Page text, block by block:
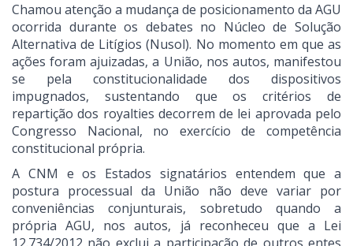
Chamou atenção a mudança de posicionamento da AGU
ocorrida durante os debates no Núcleo de Solução
Alternativa de Litígios (Nusol). No momento em que as
ações foram ajuizadas, a União, nos autos, manifestou
se pela constitucionalidade dos dispositivos
impugnados, sustentando que os critérios de
repartição dos royalties decorrem de lei aprovada pelo
Congresso Nacional, no exercício de competência
constitucional própria.
A CNM e os Estados signatários entendem que a
postura processual da União não deve variar por
conveniências conjunturais, sobretudo quando a
própria AGU, nos autos, já reconheceu que a Lei